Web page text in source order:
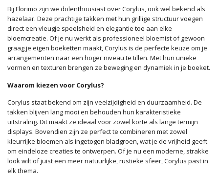
Bij Florimo zijn we dolenthousiast over Corylus, ook wel bekend als
hazelaar. Deze prachtige takken met hun grillige structuur voegen
direct een vleugje speelsheid en elegantie toe aan elke
bloemcreatie. Of je nu werkt als professioneel bloemist of gewoon
graag je eigen boeketten maakt, Corylus is de perfecte keuze om je
arrangementen naar een hoger niveau te tillen. Met hun unieke
vormen en texturen brengen ze beweging en dynamiek in je boeket.
Waarom kiezen voor Corylus?
Corylus staat bekend om zijn veelzijdigheid en duurzaamheid. De
takken blijven lang mooi en behouden hun karakteristieke
uitstraling. Dit maakt ze ideaal voor zowel korte als lange termijn
displays. Bovendien zijn ze perfect te combineren met zowel
kleurrijke bloemen als ingetogen bladgroen, wat je de vrijheid geeft
om eindeloze creaties te ontwerpen. Of je nu een moderne, strakke
look wilt of juist een meer natuurlijke, rustieke sfeer, Corylus past in
elk thema.